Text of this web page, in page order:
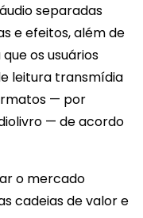
separadas
e efeitos, além de
os usuários
leitura transmídia
— por
— de acordo
o mercado
cadeias de valor e